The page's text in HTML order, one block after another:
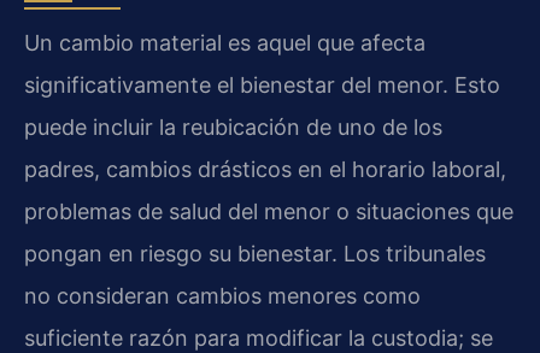
Un cambio material es aquel que afecta
significativamente el bienestar del menor. Esto
puede incluir la reubicación de uno de los
padres, cambios drásticos en el horario laboral,
problemas de salud del menor o situaciones que
pongan en riesgo su bienestar. Los tribunales
no consideran cambios menores como
suficiente razón para modificar la custodia; se